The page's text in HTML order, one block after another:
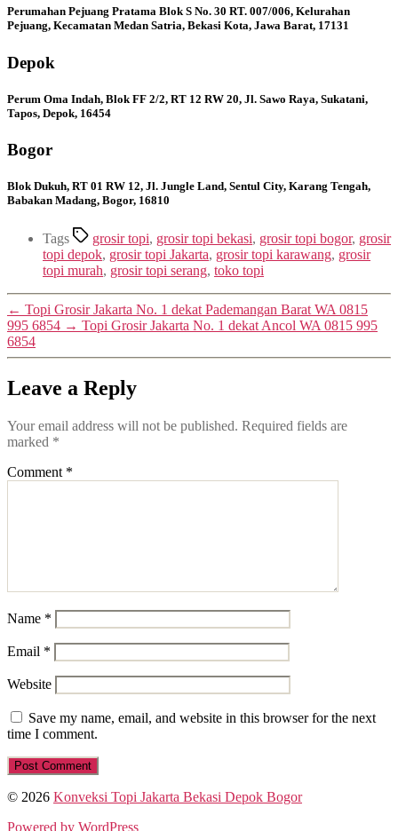
Perumahan Pejuang Pratama Blok S No. 30 RT. 007/006, Kelurahan
Pejuang, Kecamatan Medan Satria, Bekasi Kota, Jawa Barat, 17131
Depok
Perum Oma Indah, Blok FF 2/2, RT 12 RW 20, Jl. Sawo Raya, Sukatani,
Tapos, Depok, 16454
Bogor
Blok Dukuh, RT 01 RW 12, Jl. Jungle Land, Sentul City, Karang Tengah,
Babakan Madang, Bogor, 16810
Tags grosir topi, grosir topi bekasi, grosir topi bogor, grosir
topi depok, grosir topi Jakarta, grosir topi karawang, grosir
topi murah, grosir topi serang, toko topi
← Topi Grosir Jakarta No. 1 dekat Pademangan Barat WA 0815
995 6854 → Topi Grosir Jakarta No. 1 dekat Ancol WA 0815 995
6854
Leave a Reply
Your email address will not be published. Required fields are
marked *
Comment *
Name *
Email *
Website
Save my name, email, and website in this browser for the next
time I comment.
© 2026 Konveksi Topi Jakarta Bekasi Depok Bogor
Powered by WordPress